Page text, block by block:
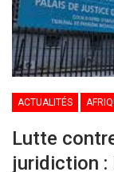
ACTUALITÉS
Lutte
juridiction :